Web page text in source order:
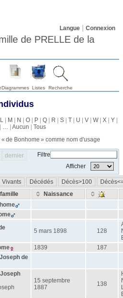
Langue Connexion
de PRELLE de la
Diagrammes Listes Recherche
L | M | N | O | P | Q | R | S | T | U | V | W| X | Y |
| … | Aucun | Tous
« de Bonhome » comme nom d'usage
dernier
Filtre
Afficher
Vivants Décédés Décès>100
Naissance
5 mars 1898 128
1839
187
de
15 septembre
1887
138